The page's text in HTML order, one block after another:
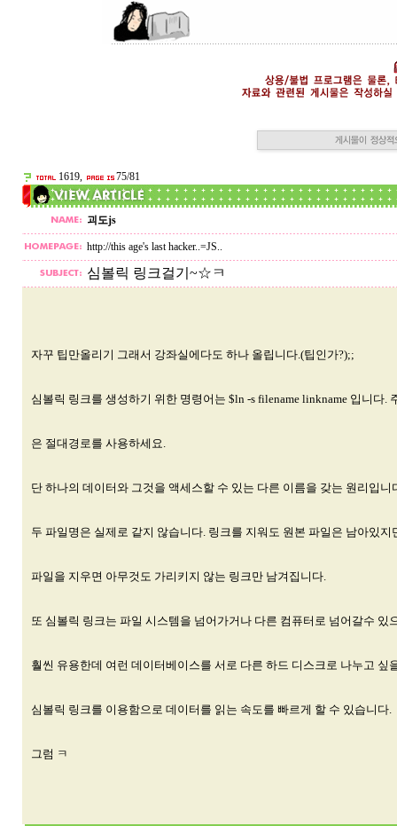
1619, 75/81
괴도js
http://this age's last hacker..=JS..
심볼릭 링크걸기~☆ㅋ
자꾸 팁만올리기 그래서 강좌실에다도 하나 올립니다.(팁인가?);;
심볼릭 링크를 생성하기 위한 명령어는 $ln -s filename linkname 입니다.
은 절대경로를 사용하세요.
단 하나의 데이터와 그것을 액세스할 수 있는 다른 이름을 갖는 원리입니
두 파일명은 실제로 같지 않습니다. 링크를 지워도 원본 파일은 남아있지
파일을 지우면 아무것도 가리키지 않는 링크만 남겨집니다.
또 심볼릭 링크는 파일 시스템을 넘어가거나 다른 컴퓨터로 넘어갈수 있
훨씬 유용한데 여런 데이터베이스를 서로 다른 하드 디스크로 나누고 싶
심볼릭 링크를 이용함으로 데이터를 읽는 속도를 빠르게 할 수 있습니다.
그럼 ㅋ